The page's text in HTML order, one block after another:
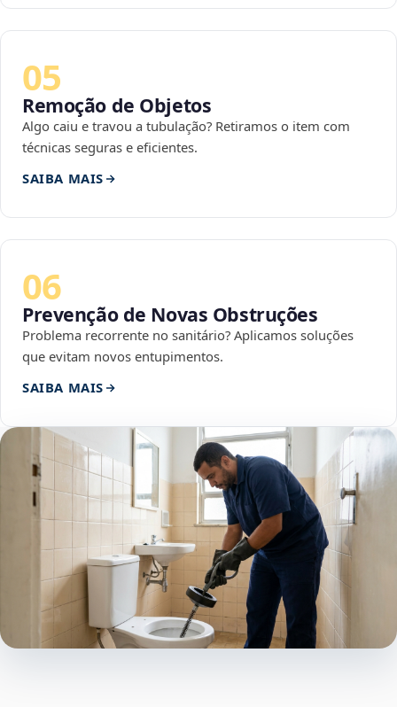
05
Remoção de Objetos
Algo caiu e travou a tubulação? Retiramos o item com
técnicas seguras e eficientes.
SAIBA MAIS
06
Prevenção de Novas Obstruções
Problema recorrente no sanitário? Aplicamos soluções
que evitam novos entupimentos.
SAIBA MAIS